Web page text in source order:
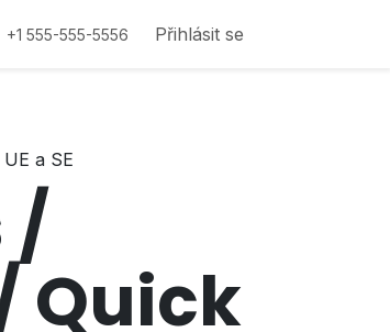
+1 555-555-5556 Přihlásit se
a SE
/
Quick